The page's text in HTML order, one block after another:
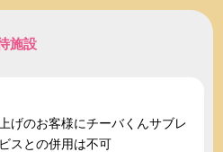
施設
げのお客様にチーバくんサブレ
スとの併用は不可